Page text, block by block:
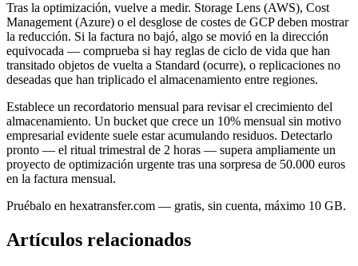
Tras la optimización, vuelve a medir. Storage Lens (AWS), Cost
Management (Azure) o el desglose de costes de GCP deben mostrar
la reducción. Si la factura no bajó, algo se movió en la dirección
equivocada — comprueba si hay reglas de ciclo de vida que han
transitado objetos de vuelta a Standard (ocurre), o replicaciones no
deseadas que han triplicado el almacenamiento entre regiones.
Establece un recordatorio mensual para revisar el crecimiento del
almacenamiento. Un bucket que crece un 10% mensual sin motivo
empresarial evidente suele estar acumulando residuos. Detectarlo
pronto — el ritual trimestral de 2 horas — supera ampliamente un
proyecto de optimización urgente tras una sorpresa de 50.000 euros
en la factura mensual.
Pruébalo en hexatransfer.com — gratis, sin cuenta, máximo 10 GB.
Artículos relacionados